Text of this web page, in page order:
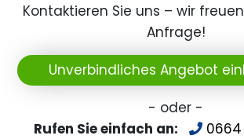
Kontaktieren Sie uns – wir
Anfrage!
Unverbindliches Angebot
- oder -
Rufen Sie einfach an:
0664